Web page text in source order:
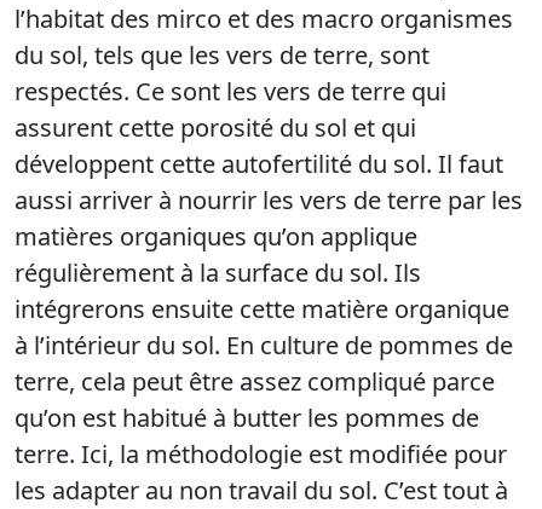
l’habitat des mirco et des macro organismes
du sol, tels que les vers de terre, sont
respectés. Ce sont les vers de terre qui
assurent cette porosité du sol et qui
développent cette autofertilité du sol. Il faut
aussi arriver à nourrir les vers de terre par les
matières organiques qu’on applique
régulièrement à la surface du sol. Ils
intégrerons ensuite cette matière organique
à l’intérieur du sol. En culture de pommes de
terre, cela peut être assez compliqué parce
qu’on est habitué à butter les pommes de
terre. Ici, la méthodologie est modifiée pour
les adapter au non travail du sol. C’est tout à